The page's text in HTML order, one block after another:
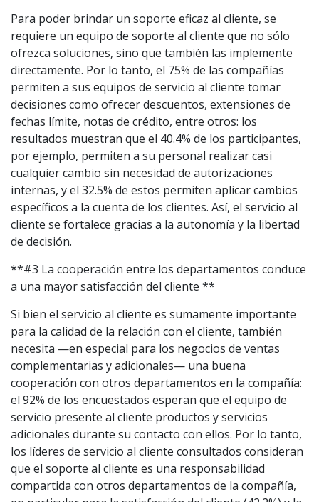
Para poder brindar un soporte eficaz al cliente, se
requiere un equipo de soporte al cliente que no sólo
ofrezca soluciones, sino que también las implemente
directamente. Por lo tanto, el 75% de las compañías
permiten a sus equipos de servicio al cliente tomar
decisiones como ofrecer descuentos, extensiones de
fechas límite, notas de crédito, entre otros: los
resultados muestran que el 40.4% de los participantes,
por ejemplo, permiten a su personal realizar casi
cualquier cambio sin necesidad de autorizaciones
internas, y el 32.5% de estos permiten aplicar cambios
específicos a la cuenta de los clientes. Así, el servicio al
cliente se fortalece gracias a la autonomía y la libertad
de decisión.
**#3 La cooperación entre los departamentos conduce
a una mayor satisfacción del cliente **
Si bien el servicio al cliente es sumamente importante
para la calidad de la relación con el cliente, también
necesita —en especial para los negocios de ventas
complementarias y adicionales— una buena
cooperación con otros departamentos en la compañía:
el 92% de los encuestados esperan que el equipo de
servicio presente al cliente productos y servicios
adicionales durante su contacto con ellos. Por lo tanto,
los líderes de servicio al cliente consultados consideran
que el soporte al cliente es una responsabilidad
compartida con otros departamentos de la compañía,